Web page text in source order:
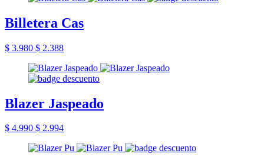
Billetera Cas
$ 3.980 $ 2.388
Blazer Jaspeado
$ 4.990 $ 2.994